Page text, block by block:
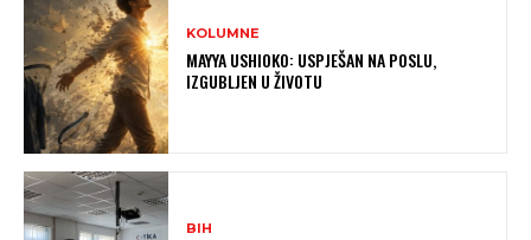
KOLUMNE
MAYYA USHIOKO: USPJEŠAN NA POSLU,
IZGUBLJEN U ŽIVOTU
BIH